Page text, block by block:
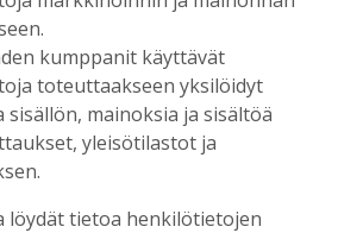
7.8. 12:26
eduskuntaan
kumppanit käyttävät
toteuttaakseen yksilöidyt
sisällön, mainoksia ja sisältöä
yleisötilastot ja
löydät tietoa henkilötietojen